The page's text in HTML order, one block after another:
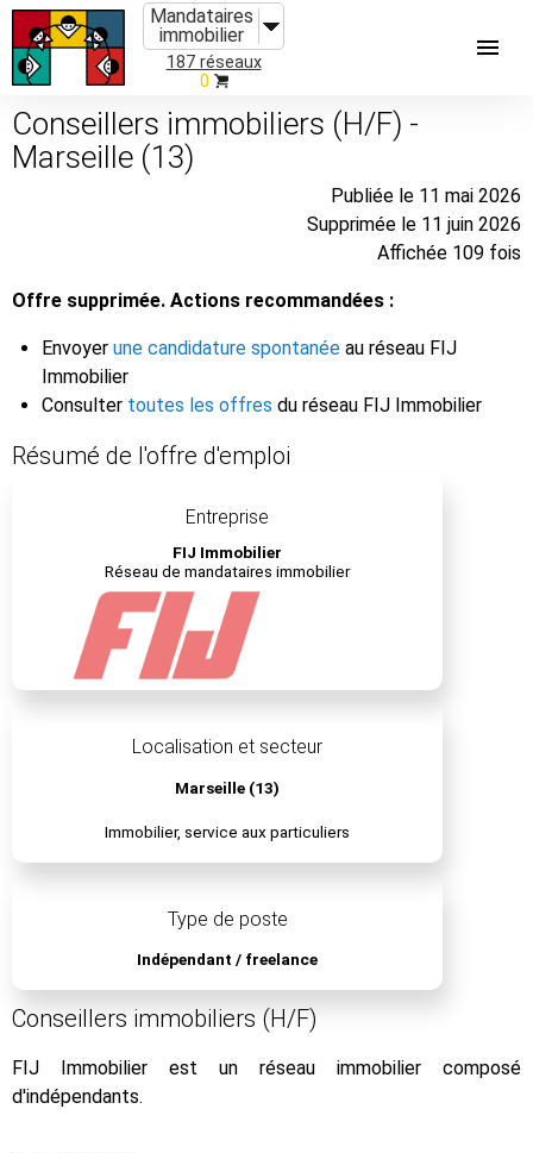
Mandataires
immobilier
187 réseaux
0
Conseillers immobiliers (H/F) -
Marseille (13)
Publiée le 11 mai 2026
Supprimée le 11 juin 2026
Affichée 109 fois
Offre supprimée. Actions recommandées :
Envoyer une candidature spontanée au réseau FIJ
Immobilier
Consulter toutes les offres du réseau FIJ Immobilier
Résumé de l'offre d'emploi
Entreprise
FIJ Immobilier
Réseau de mandataires immobilier
Localisation et secteur
Marseille (13)
Immobilier, service aux particuliers
Type de poste
Indépendant / freelance
Conseillers immobiliers (H/F)
FIJ Immobilier est un réseau immobilier composé
d'indépendants.